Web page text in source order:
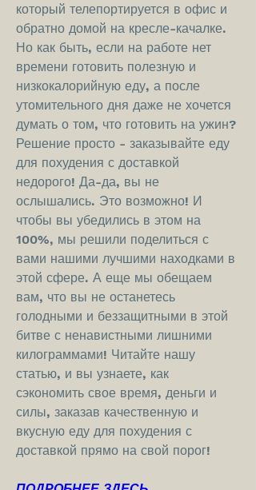
который телепортируется в офис и
обратно домой на кресле-качалке.
Но как быть, если на работе нет
времени готовить полезную и
низкокалорийную еду, а после
утомительного дня даже не хочется
думать о том, что готовить на ужин?
Решение просто - заказывайте еду
для похудения с доставкой
недорого! Да-да, вы не
ослышались. Это возможно! И
чтобы вы убедились в этом на
100%, мы решили поделиться с
вами нашими лучшими находками в
этой сфере. А еще мы обещаем
вам, что вы не останетесь
голодными и беззащитными в этой
битве с ненавистными лишними
килограммами! Читайте нашу
статью, и вы узнаете, как
сэкономить свое время, деньги и
силы, заказав качественную и
вкусную еду для похудения с
доставкой прямо на свой порог!